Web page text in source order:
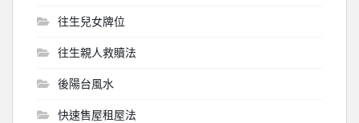
往生兒女牌位
往生親人救贖法
後陽台風水
快速售屋租屋法